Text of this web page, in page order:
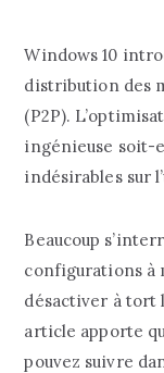
Windows 10
distribution des
(P2P).
ingénieuse soit-
indésirables sur
Beaucoup
configurations à
désactiver à tort
article apporte
pouvez suivre